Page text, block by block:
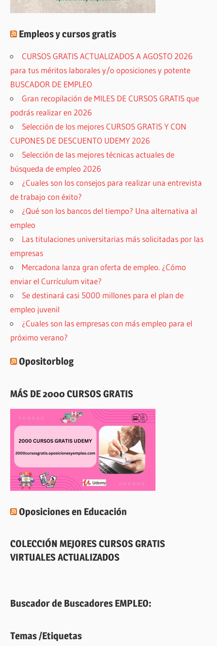
Empleos y cursos gratis
CURSOS GRATIS ACTUALIZADOS A AGOSTO 2026
para tus méritos laborales y/o oposiciones y potente
BUSCADOR DE EMPLEO
Gran recopilación de MILES DE CURSOS GRATIS que
podrás realizar en 2026
Selección de los mejores CURSOS GRATIS Y CON
CUPONES DE DESCUENTO UDEMY 2026
Selección de las mejores técnicas actuales de
búsqueda de empleo 2026
¿Cuales son los consejos para realizar una entrevista
de trabajo con éxito?
¿Qué son los bancos del tiempo? Una alternativa al
empleo
Las titulaciones universitarias más solicitadas por las
empresas
Mercadona lanza gran oferta de empleo. ¿Cómo
enviar el Currículum vitae?
Se destinará casi 5000 millones para el plan de
empleo juvenil
¿Cuales son las empresas con más empleo para el
próximo verano?
Opositorblog
MÁS DE 2000 CURSOS GRATIS
Oposiciones en Educación
COLECCIÓN MEJORES CURSOS GRATIS
VIRTUALES ACTUALIZADOS
Buscador de Buscadores EMPLEO:
Temas /Etiquetas